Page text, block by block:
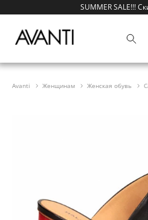
SUMMER SALE!!!
Avanti Женщинам Женская обувь